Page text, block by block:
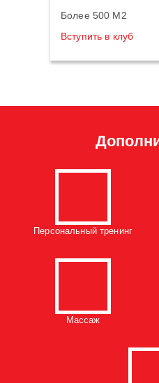
Более 500 М2
Вступить в клуб
Персональный тренинг
Массаж